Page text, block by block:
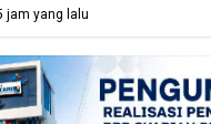
jam yang lalu